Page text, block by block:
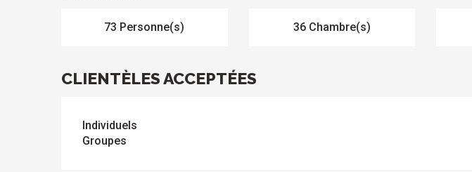
73 Personne(s) 36 Chambre(s)
CLIENTÈLES ACCEPTÉES
Individuels
Groupes